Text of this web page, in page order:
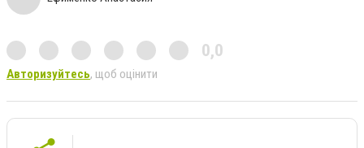
0,0
Авторизуйтесь, щоб оцінити